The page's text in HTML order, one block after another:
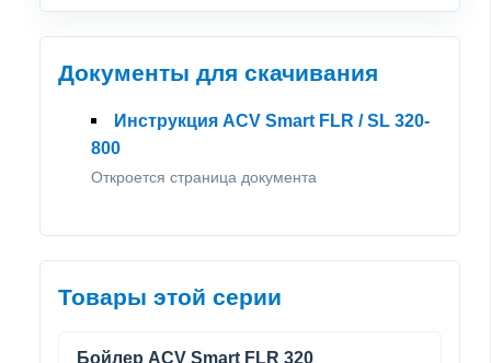
Документы для скачивания
Инструкция ACV Smart FLR / SL 320-
800
Откроется страница документа
Товары этой серии
Бойлер ACV Smart FLR 320